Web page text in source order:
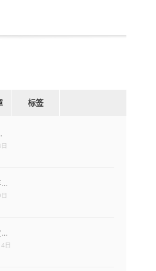
标签
…
…
日